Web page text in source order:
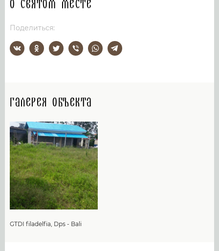
О святом месте
Поделиться:
Галерея объекта
GTDI filadelfia, Dps - Bali